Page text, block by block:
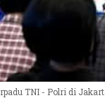
TNI - Polri di